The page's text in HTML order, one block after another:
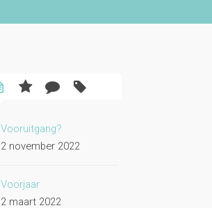
Vooruitgang?
2 november 2022
Voorjaar
2 maart 2022